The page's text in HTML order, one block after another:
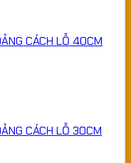
CÁCH LỖ 40CM
CÁCH LỖ 30CM